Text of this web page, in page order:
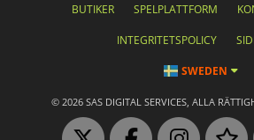
BUTIKER SPELPLATTFORM
INTEGRITETSPOLICY
SWEDEN
© 2026 SAS DIGITAL SERVICES, ALLA